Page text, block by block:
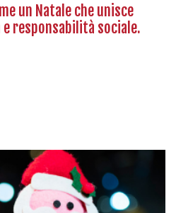
un Natale che unisce
responsabilità sociale.